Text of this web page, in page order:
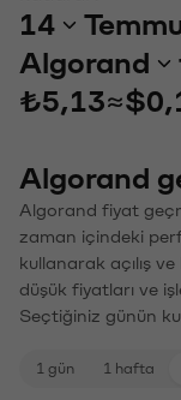
14
Algorand
₺5,13≈
Algorand
Algorand fiyat
zaman içindeki
kullanarak açılış
düşük fiyatları ve
Seçtiğiniz günün
1 gün 1 hafta